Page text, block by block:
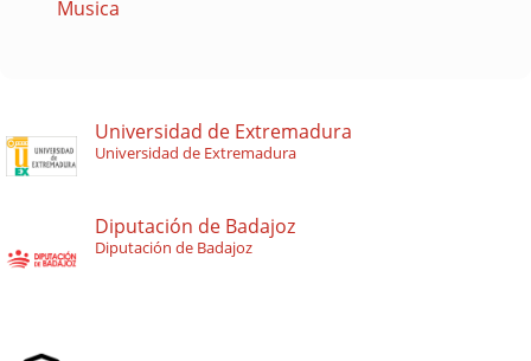
Musica
Universidad de Extremadura
Universidad de Extremadura
Diputación de Badajoz
Diputación de Badajoz